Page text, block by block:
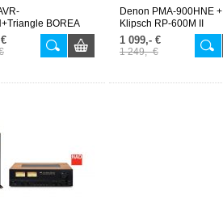
BOREA
Denon PMA-900HNE +
Klipsch RP-600M II
1 099,- €
1 249,- €